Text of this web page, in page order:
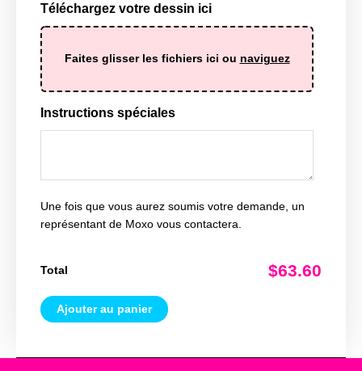
Téléchargez votre dessin ici
Faites glisser les fichiers ici ou naviguez
Instructions spéciales
Une fois que vous aurez soumis votre demande, un
représentant de Moxo vous contactera.
Total $63.60
Ajouter au panier